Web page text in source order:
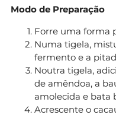
Modo de Preparação
Forre uma forma
Numa tigela,
fermento e a
Noutra tigela,
de amêndoa, a
amolecida e bata
Acrescente o